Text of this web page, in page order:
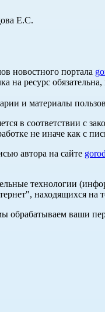
Е.С.
новостного портала
на ресурс
и материалы
в соответствии с
не иначе как с
автора на сайте
технологии
находящихся на
обрабатываем ваши